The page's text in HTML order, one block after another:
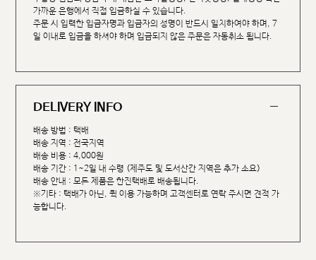
가까운 은행에서 직접 입금하실 수 있습니다.
주문 시 입력한 입금자명과 입금자의 성명이 반드시 일치하여야 하며, 7
일 이내로 입금을 하셔야 하며 입금되지 않은 주문은 자동취소 됩니다.
DELIVERY INFO
배송 방법 : 택배
배송 지역 : 전국지역
배송 비용 : 4,000원
배송 기간 : 1~2일 내 수령 (제주도 및 도서산간 지역은 추가 소요)
배송 안내 : 모든 제품은 한진택배로 배송됩니다.
※기타 : 택배가 아닌, 퀵 이용 가능하며 고객센터로 연락 주시면 견적 가
능합니다.